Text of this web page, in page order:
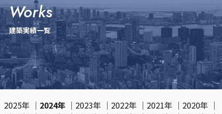
works
建築実績一覧
2025年 ｜ 2024年 ｜ 2023年 ｜ 2022年 ｜ 2021年 ｜ 2020年 ｜